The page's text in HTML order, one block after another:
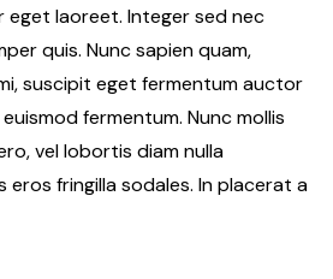
eget laoreet. Integer sed nec
quis. Nunc sapien quam,
suscipit eget fermentum auctor
fermentum. Nunc mollis
vel lobortis diam nulla
fringilla sodales. In placerat a